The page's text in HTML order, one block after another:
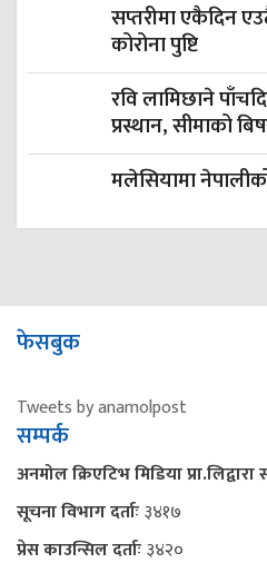
सप्तरीमा एकैदिन
कोरोना पुष्टि
रवि लामिछाने
प्रस्थान, सीमाको
मलेसियामा
फेसबुक
Tweets by anamolpost
सम्पर्क
अनमोल क्रिएटिभ मिडिया प्रा.लिद्वारा
सूचना विभाग दर्ताः३४१७
प्रेस काउन्सिल दर्ताः३४२०